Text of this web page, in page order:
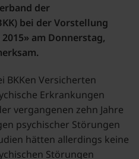
der
bei der Vorstellung
am Donnerstag,
BKKen Versicherten
Erkrankungen
vergangenen zehn Jahre
psychischer Störungen
hätten allerdings keine
Störungen